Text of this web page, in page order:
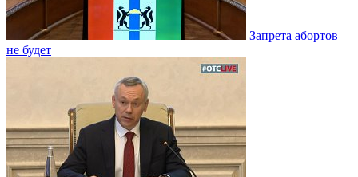
Запрета абортов
не будет